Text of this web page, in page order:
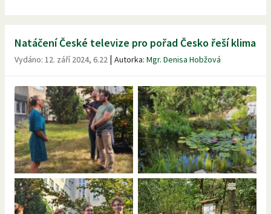
Natáčení České televize pro pořad Česko řeší klima
Vydáno: 12. září 2024, 6.22 | Autorka: Mgr. Denisa Hobžová